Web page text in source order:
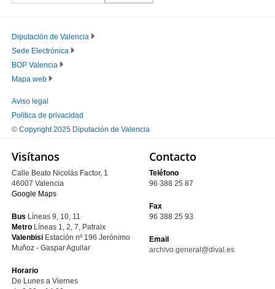
PIE
PRINCIPAL
Diputación de Valencia
Sede Electrónica
BOP Valencia
Mapa web
PIE
SECUNDARIO
Aviso legal
Política de privacidad
© Copyright 2025 Diputación de Valencia
Visítanos
Calle Beato Nicolás Factor, 1
46007 Valencia
Google Maps
Bus Líneas 9, 10, 11
Metro Líneas 1, 2, 7, Patraix
Valenbisi Estación nº 196 Jerónimo
Muñoz - Gaspar Aguilar
Horario
De Lunes a Viernes
Contacto
Teléfono
96 388 25 87
Fax
96 388 25 93
Email
archivo.general@dival.es